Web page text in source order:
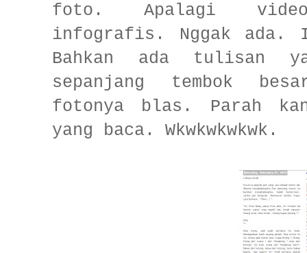
foto. Apalagi
infografis. Nggak ada.
Bahkan ada tulisan
sepanjang tembok
fotonya blas. Parah
yang baca. Wkwkwkwkwk.